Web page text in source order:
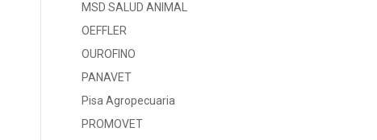
MSD SALUD ANIMAL
OEFFLER
OUROFINO
PANAVET
Pisa Agropecuaria
PROMOVET